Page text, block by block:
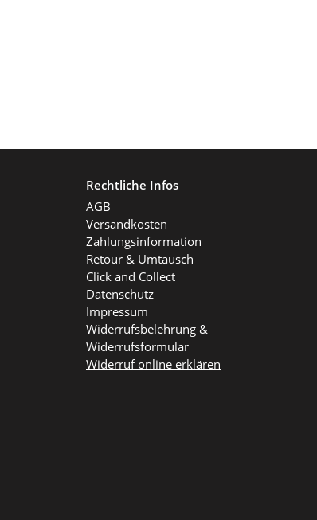
Rechtliche Infos
AGB
Versandkosten
Zahlungsinformation
Retour & Umtausch
Click and Collect
Datenschutz
Impressum
Widerrufsbelehrung &
Widerrufsformular
Widerruf online erklären